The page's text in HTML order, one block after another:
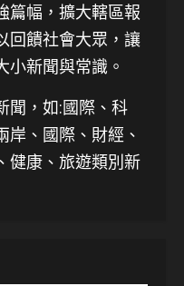
篇幅，擴大轄區報
回饋社會大眾，讓
小新聞與常識。
聞 ，如:國際、科
岸、國際、財經、
健康、旅遊類別新